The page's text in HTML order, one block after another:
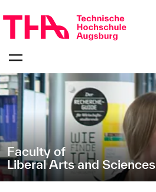
navigation
zur
Navigation
"Liberal
Arts
and
Sciences"
Faculty of
Liberal Arts and Sciences
bestätigen
Öffnen
des
Menüs